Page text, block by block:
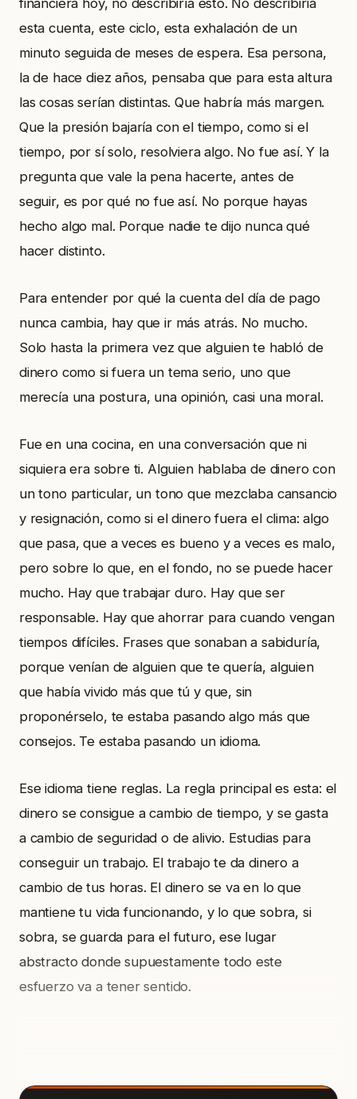
financiera hoy, no describiría esto. No describiría
esta cuenta, este ciclo, esta exhalación de un
minuto seguida de meses de espera. Esa persona,
la de hace diez años, pensaba que para esta altura
las cosas serían distintas. Que habría más margen.
Que la presión bajaría con el tiempo, como si el
tiempo, por sí solo, resolviera algo. No fue así. Y la
pregunta que vale la pena hacerte, antes de
seguir, es por qué no fue así. No porque hayas
hecho algo mal. Porque nadie te dijo nunca qué
hacer distinto.
Para entender por qué la cuenta del día de pago
nunca cambia, hay que ir más atrás. No mucho.
Solo hasta la primera vez que alguien te habló de
dinero como si fuera un tema serio, uno que
merecía una postura, una opinión, casi una moral.
Fue en una cocina, en una conversación que ni
siquiera era sobre ti. Alguien hablaba de dinero con
un tono particular, un tono que mezclaba cansancio
y resignación, como si el dinero fuera el clima: algo
que pasa, que a veces es bueno y a veces es malo,
pero sobre lo que, en el fondo, no se puede hacer
mucho. Hay que trabajar duro. Hay que ser
responsable. Hay que ahorrar para cuando vengan
tiempos difíciles. Frases que sonaban a sabiduría,
porque venían de alguien que te quería, alguien
que había vivido más que tú y que, sin
proponérselo, te estaba pasando algo más que
consejos. Te estaba pasando un idioma.
Ese idioma tiene reglas. La regla principal es esta: el
dinero se consigue a cambio de tiempo, y se gasta
a cambio de seguridad o de alivio. Estudias para
conseguir un trabajo. El trabajo te da dinero a
cambio de tus horas. El dinero se va en lo que
mantiene tu vida funcionando, y lo que sobra, si
sobra, se guarda para el futuro, ese lugar
abstracto donde supuestamente todo este
esfuerzo va a tener sentido.